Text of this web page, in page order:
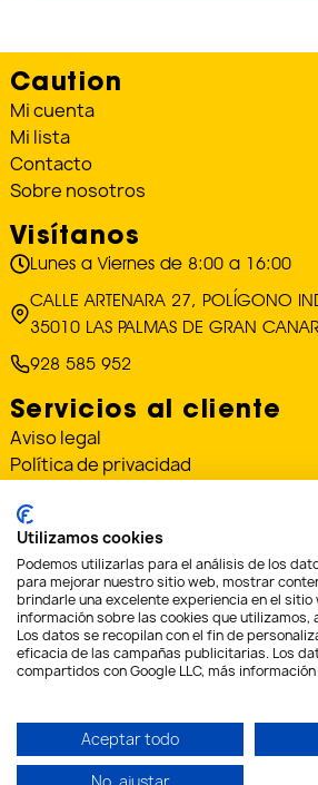
Caution
Mi cuenta
Mi lista
Contacto
Sobre nosotros
Visítanos
Lunes a Viernes de 8:00 a 16:00
CALLE ARTENARA 27, POLÍGONO
35010 LAS PALMAS DE GRAN
928 585 952
Servicios al cliente
Aviso legal
Política de privacidad
Condiciones de envío y devoluciones
«Financiado por la Unión Europea –
«Financiado por la Unión Europea –
embargo, los puntos de vista y las opiniones
únicamente los del autor o autores y no
de la Unión Europea o la Comisión
Utilizamos cookies
Podemos utilizarlas para el análisis de los
para mejorar nuestro sitio web, mostrar
brindarle una excelente experiencia en el sitio
información sobre las cookies que utilizamos,
Los datos se recopilan con el fin de
eficacia de las campañas publicitarias. Los
compartidos con Google LLC, más
Aceptar todo